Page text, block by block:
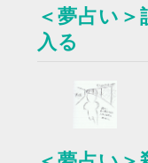
＜夢占い
入る